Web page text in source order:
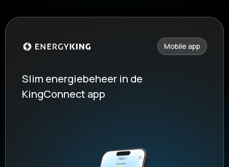
Mobile app
Slim energiebeheer in de
KingConnect app